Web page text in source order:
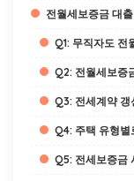
전월세보증금 대
Q1: 무직자도 전
Q2: 전월세보증
Q3: 전세계약 갱
Q4: 주택 유형별
Q5: 전세보증금